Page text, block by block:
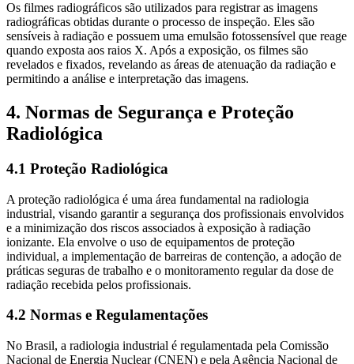
Os filmes radiográficos são utilizados para registrar as imagens
radiográficas obtidas durante o processo de inspeção. Eles são
sensíveis à radiação e possuem uma emulsão fotossensível que reage
quando exposta aos raios X. Após a exposição, os filmes são
revelados e fixados, revelando as áreas de atenuação da radiação e
permitindo a análise e interpretação das imagens.
4. Normas de Segurança e Proteção
Radiológica
4.1 Proteção Radiológica
A proteção radiológica é uma área fundamental na radiologia
industrial, visando garantir a segurança dos profissionais envolvidos
e a minimização dos riscos associados à exposição à radiação
ionizante. Ela envolve o uso de equipamentos de proteção
individual, a implementação de barreiras de contenção, a adoção de
práticas seguras de trabalho e o monitoramento regular da dose de
radiação recebida pelos profissionais.
4.2 Normas e Regulamentações
No Brasil, a radiologia industrial é regulamentada pela Comissão
Nacional de Energia Nuclear (CNEN) e pela Agência Nacional de